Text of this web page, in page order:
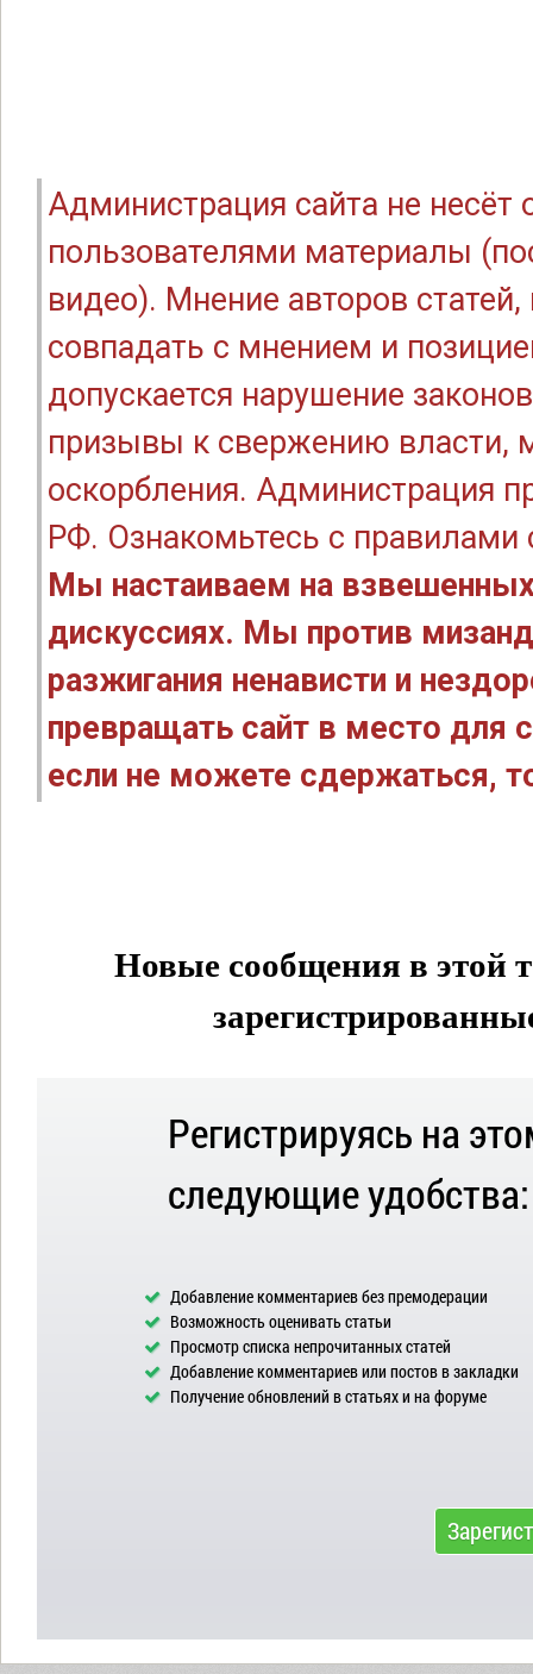
Администрация сайта не
пользователями материалы
видео). Мнение авторов
совпадать с мнением и
допускается нарушение
призывы к свержению власти,
оскорбления. Администрация
РФ. Ознакомьтесь с правилами
Мы настаиваем на
дискуссиях. Мы против
разжигания ненависти и
превращать сайт в место для
если не можете сдержаться,
Новые сообщения в этой
Регистрируясь на
следующие удобства:
Добавление комментариев без премодерации
Возможность оценивать статьи
Просмотр списка непрочитанных статей
Добавление комментариев или постов в закладки
Получение обновлений в статьях и на форуме